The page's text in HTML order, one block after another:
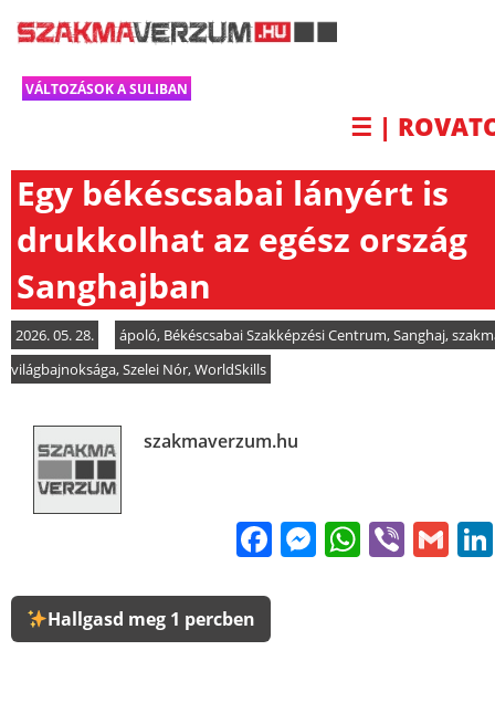
VÁLTOZÁSOK A SULIBAN
☰ |
Egy békéscsabai lányért is
drukkolhat az egész ország
Sanghajban
2026. 05. 28. ápoló, Békéscsabai Szakképzési Centrum,Sanghaj,
világbajnoksága,Szelei Nór,WorldSkills
szakmaverzum.hu
FacebookViber
Hallgasd meg 1 percben